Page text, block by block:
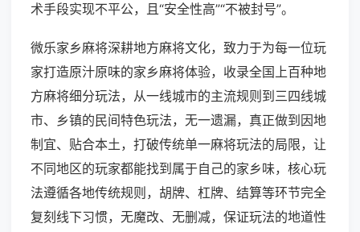
术手段实现不平公，且“安全性高”“不被封号”。
微乐家乡麻将深耕地方麻将文化，致力于为每一位玩
家打造原汁原味的家乡麻将体验，收录全国上百种地
方麻将细分玩法，从一线城市的主流规则到三四线城
市、乡镇的民间特色玩法，无一遗漏，真正做到因地
制宜、贴合本土，打破传统单一麻将玩法的局限，让
不同地区的玩家都能找到属于自己的家乡味，核心玩
法遵循各地传统规则，胡牌、杠牌、结算等环节完全
复刻线下习惯，无魔改、无删减，保证玩法的地道性